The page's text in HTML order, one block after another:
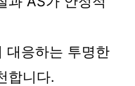
대응하는 투명한
합니다.